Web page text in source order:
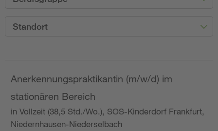
Standort
Anerkennungspraktikantin (m/w/d) im
stationären Bereich
in Vollzeit (38,5 Std./Wo.), SOS-Kinderdorf Frankfurt,
Niedernhausen-Niederselbach